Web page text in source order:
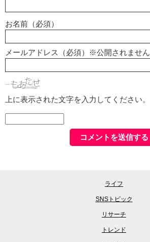
お名前（必須）
メールアドレス（必須）※公開されません
上に表示された文字を入力してください。
ライフ
SNSトピック
リサーチ
トレンド